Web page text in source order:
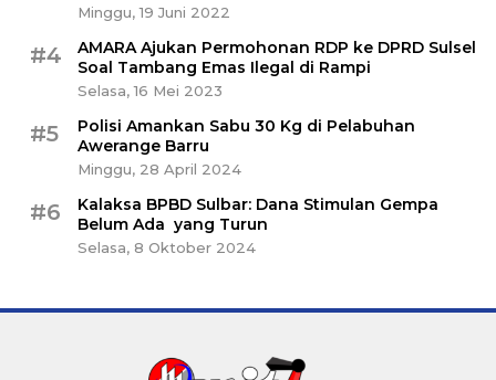
Minggu, 19 Juni 2022
#4
AMARA Ajukan Permohonan RDP ke DPRD Sulsel
Soal Tambang Emas Ilegal di Rampi
Selasa, 16 Mei 2023
#5
Polisi Amankan Sabu 30 Kg di Pelabuhan
Awerange Barru
Minggu, 28 April 2024
#6
Kalaksa BPBD Sulbar: Dana Stimulan Gempa
Belum Ada yang Turun
Selasa, 8 Oktober 2024